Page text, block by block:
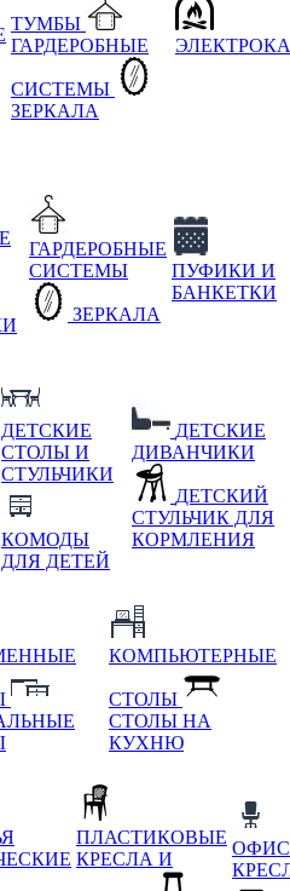
ТУМБЫ
ГАРДЕРОБНЫЕ
СИСТЕМЫ
ЗЕРКАЛА
ГАРДЕРОБНЫЕ
СИСТЕМЫ
ЗЕРКАЛА
ПУФИКИ И
БАНКЕТКИ
ДЕТСКИЕ
СТОЛЫ И
СТУЛЬЧИКИ
КОМОДЫ
ДЛЯ ДЕТЕЙ
ДЕТСКИЕ
ДИВАНЧИКИ
ДЕТСКИЙ
СТУЛЬЧИК ДЛЯ
КОРМЛЕНИЯ
КОМПЬЮТЕРНЫЕ
СТОЛЫ
СТОЛЫ НА
КУХНЮ
ПЛАСТИКОВЫЕ
КРЕСЛА И